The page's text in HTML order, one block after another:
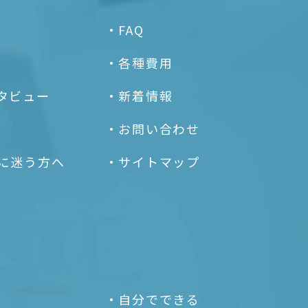
ビュー
迷う方へ
FAQ
各種費用
新着情報
お問い合わせ
サイトマップ
自分でできる